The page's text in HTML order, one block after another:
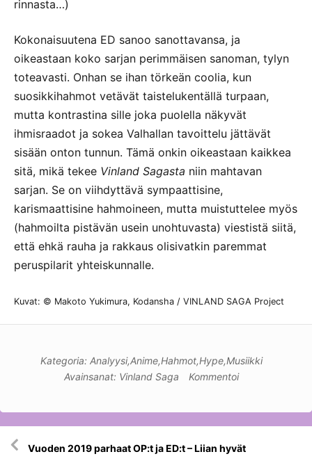
rinnasta…)
Kokonaisuutena ED sanoo sanottavansa, ja
oikeastaan koko sarjan perimmäisen sanoman, tylyn
toteavasti. Onhan se ihan törkeän coolia, kun
suosikkihahmot vetävät taistelukentällä turpaan,
mutta kontrastina sille joka puolella näkyvät
ihmisraadot ja sokea Valhallan tavoittelu jättävät
sisään onton tunnun. Tämä onkin oikeastaan kaikkea
sitä, mikä tekee Vinland Sagasta niin mahtavan
sarjan. Se on viihdyttävä sympaattisine,
karismaattisine hahmoineen, mutta muistuttelee myös
(hahmoilta pistävän usein unohtuvasta) viestistä siitä,
että ehkä rauha ja rakkaus olisivatkin paremmat
peruspilarit yhteiskunnalle.
Kuvat: © Makoto Yukimura, Kodansha / VINLAND SAGA Project
Kategoria: Analyysi,Anime,Hahmot,Hype,Musiikki
Avainsanat: Vinland Saga Kommentoi
selausVuoden 2019 parhaat OP:t ja ED:t – Liian hyvät